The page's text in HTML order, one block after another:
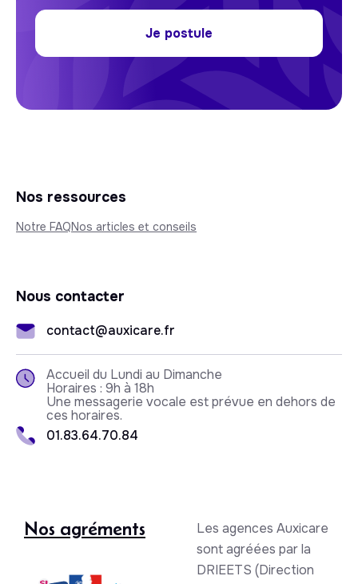
Je postule
Nos ressources
Notre FAQNos articles et conseils
Nous contacter
contact@auxicare.fr
Accueil du Lundi au Dimanche
Horaires : 9h à 18h
Une messagerie vocale est prévue en dehors de
ces horaires.
01.83.64.70.84
Nos agréments
Les agences Auxicare
sont agréées par la
DRIEETS (Direction